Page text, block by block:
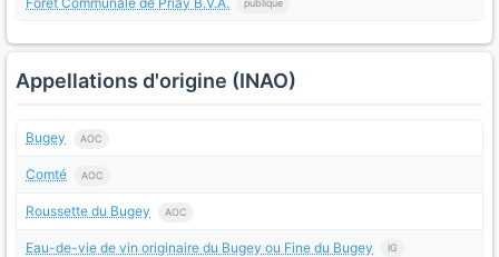
publique
Appellations d'origine (INAO)
Bugey AOC
Comté AOC
Roussette du Bugey AOC
Eau-de-vie de vin originaire du Bugey ou Fine du Bugey IG